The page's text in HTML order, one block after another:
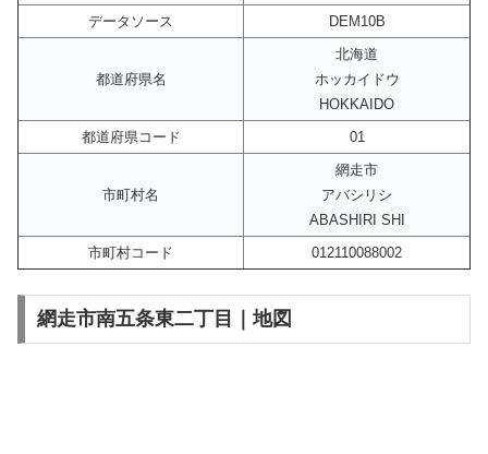
データソース
DEM10B
都道府県名
北海道
ホッカイドウ
HOKKAIDO
都道府県コード
01
市町村名
網走市
アバシリシ
ABASHIRI SHI
市町村コード
012110088002
網走市南五条東二丁目｜地図